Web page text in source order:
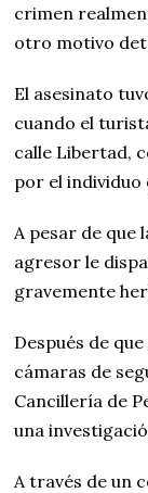
crimen
otro motivo
El asesinato
cuando el
calle Libertad,
por el individuo
A pesar de que
agresor le
gravemente
Después de
cámaras de
Cancillería de
una
A través de un